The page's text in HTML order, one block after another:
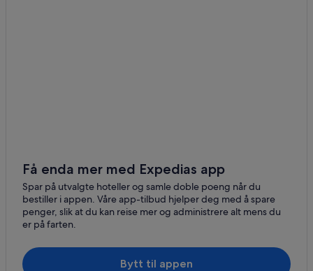
Få enda mer med Expedias app
Spar på utvalgte hoteller og samle doble poeng når du
bestiller i appen. Våre app-tilbud hjelper deg med å spare
penger, slik at du kan reise mer og administrere alt mens du
er på farten.
Bytt til appen